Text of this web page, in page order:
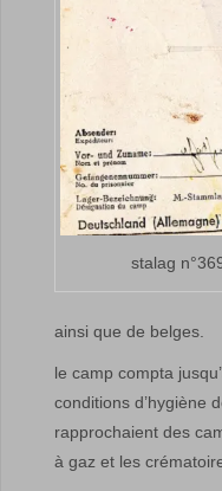
stalag
ainsi que de belges.
le camp compta
conditions d’hygiène
rapprochaient des
à gaz et les